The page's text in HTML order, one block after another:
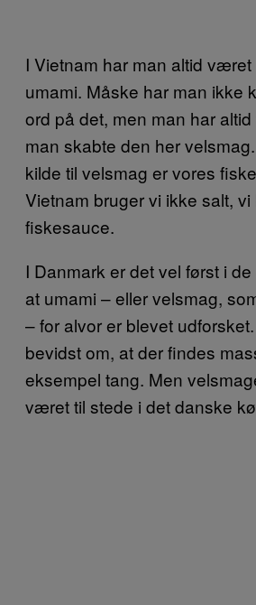
I Vietnam har man altid
umami. Måske har man ikke
ord på det, men man har
man skabte den her
kilde til velsmag er vores
Vietnam bruger vi ikke salt, vi
fiskesauce.
I Danmark er det vel først i
at umami – eller velsmag,
– for alvor er blevet
bevidst om, at der findes
eksempel tang. Men
været til stede i det danske